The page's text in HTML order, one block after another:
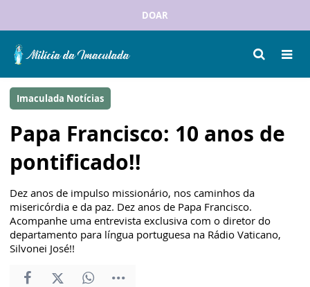
DOAR
Imaculada Notícias
Papa Francisco: 10 anos de
pontificado!!
Dez anos de impulso missionário, nos caminhos da
misericórdia e da paz. Dez anos de Papa Francisco.
Acompanhe uma entrevista exclusiva com o diretor do
departamento para língua portuguesa na Rádio Vaticano,
Silvonei José!!